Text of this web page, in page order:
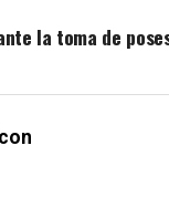
la toma de